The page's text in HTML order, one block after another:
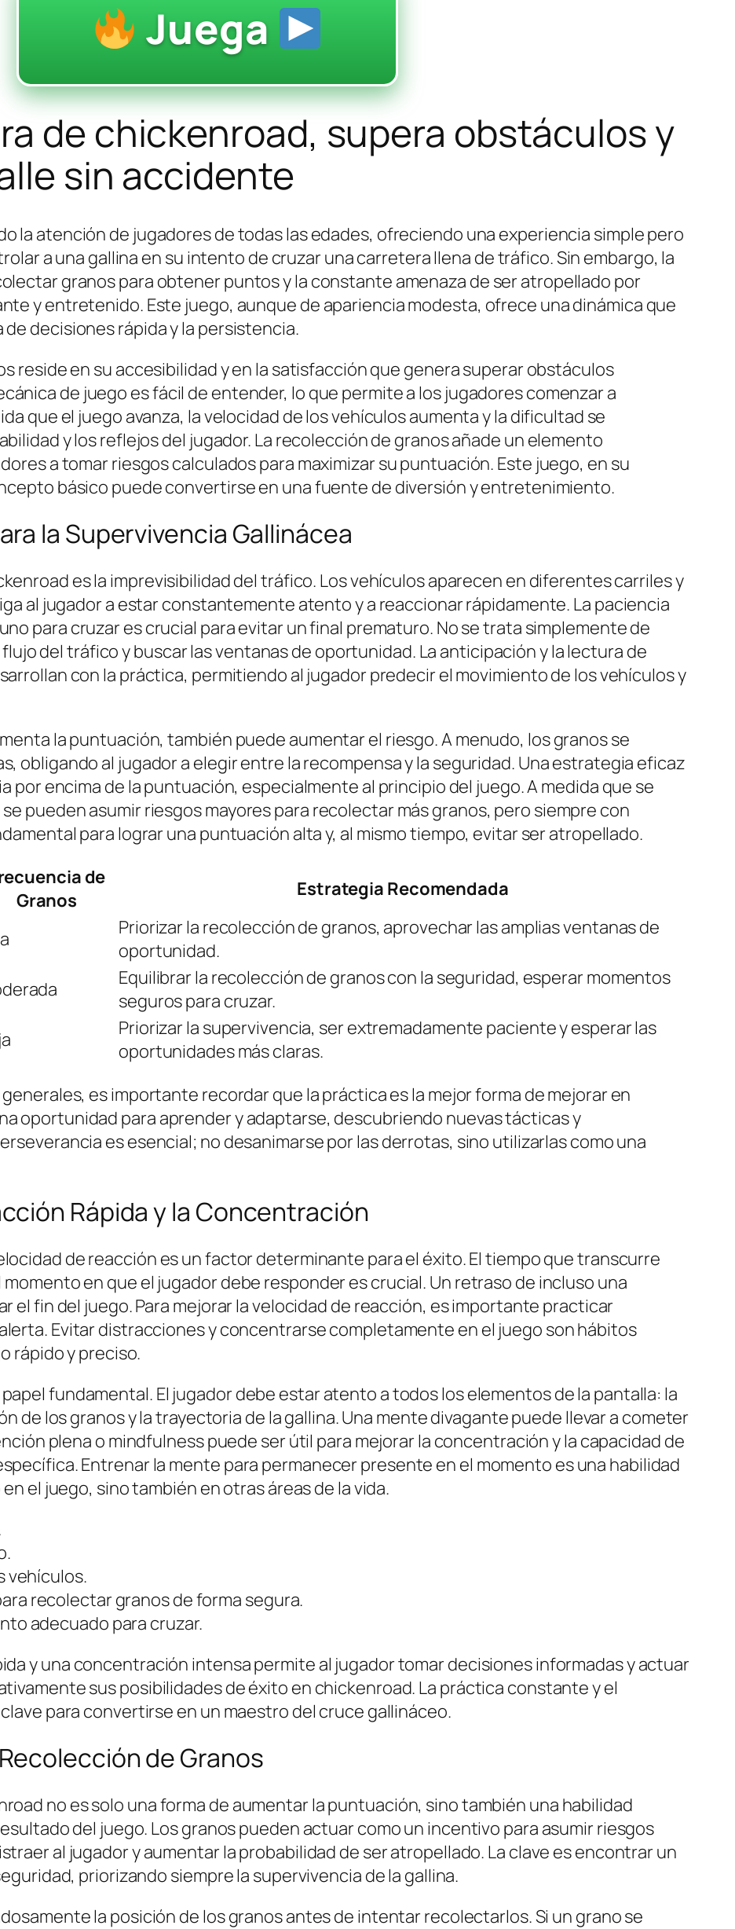
Juega
de chickenroad, supera obstáculos y
sin accidente
la atención de jugadores de todas las edades, ofreciendo una experiencia simple pero
a una gallina en su intento de cruzar una carretera llena de tráfico. Sin embargo, la
granos para obtener puntos y la constante amenaza de ser atropellado por
y entretenido. Este juego, aunque de apariencia modesta, ofrece una dinámica que
decisiones rápida y la persistencia.
reside en su accesibilidad y en la satisfacción que genera superar obstáculos
de juego es fácil de entender, lo que permite a los jugadores comenzar a
que el juego avanza, la velocidad de los vehículos aumenta y la dificultad se
y los reflejos del jugador. La recolección de granos añade un elemento
a tomar riesgos calculados para maximizar su puntuación. Este juego, en su
básico puede convertirse en una fuente de diversión y entretenimiento.
la Supervivencia Gallinácea
es la imprevisibilidad del tráfico. Los vehículos aparecen en diferentes carriles y
al jugador a estar constantemente atento y a reaccionar rápidamente. La paciencia
para cruzar es crucial para evitar un final prematuro. No se trata simplemente de
del tráfico y buscar las ventanas de oportunidad. La anticipación y la lectura de
con la práctica, permitiendo al jugador predecir el movimiento de los vehículos y
la puntuación, también puede aumentar el riesgo. A menudo, los granos se
obligando al jugador a elegir entre la recompensa y la seguridad. Una estrategia eficaz
por encima de la puntuación, especialmente al principio del juego. A medida que se
pueden asumir riesgos mayores para recolectar más granos, pero siempre con
para lograr una puntuación alta y, al mismo tiempo, evitar ser atropellado.
de
Granos
Estrategia Recomendada
Priorizar la recolección de granos, aprovechar las amplias ventanas de
oportunidad.
Equilibrar la recolección de granos con la seguridad, esperar momentos
seguros para cruzar.
Priorizar la supervivencia, ser extremadamente paciente y esperar las
oportunidades más claras.
es importante recordar que la práctica es la mejor forma de mejorar en
oportunidad para aprender y adaptarse, descubriendo nuevas tácticas y
es esencial; no desanimarse por las derrotas, sino utilizarlas como una
Rápida y la Concentración
de reacción es un factor determinante para el éxito. El tiempo que transcurre
en que el jugador debe responder es crucial. Un retraso de incluso una
el fin del juego. Para mejorar la velocidad de reacción, es importante practicar
Evitar distracciones y concentrarse completamente en el juego son hábitos
rápido y preciso.
fundamental. El jugador debe estar atento a todos los elementos de la pantalla: la
de los granos y la trayectoria de la gallina. Una mente divagante puede llevar a cometer
plena o mindfulness puede ser útil para mejorar la concentración y la capacidad de
Entrenar la mente para permanecer presente en el momento es una habilidad
el juego, sino también en otras áreas de la vida.
vehículos.
recolectar granos de forma segura.
adecuado para cruzar.
y una concentración intensa permite al jugador tomar decisiones informadas y actuar
sus posibilidades de éxito enchickenroad. La práctica constante y el
para convertirse en un maestro del cruce gallináceo.
de Granos
no es solo una forma de aumentar la puntuación, sino también una habilidad
del juego. Los granos pueden actuar como un incentivo para asumir riesgos
al jugador y aumentar la probabilidad de ser atropellado. La clave es encontrar un
priorizando siempre la supervivencia de la gallina.
la posición de los granos antes de intentar recolectarlos. Si un grano se